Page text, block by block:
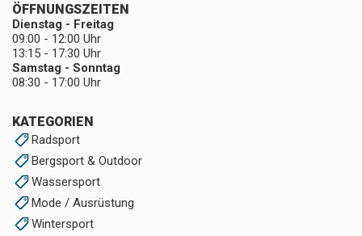
KATEGORIEN
Radsport
Bergsport & Outdoor
Wassersport
Mode / Ausrüstung
Wintersport
ÖFFNUNGSZEITEN
Dienstag - Freitag
09:00 - 12:00 Uhr
13:15 - 17:30 Uhr
Samstag - Sonntag
08:30 - 17:00 Uhr